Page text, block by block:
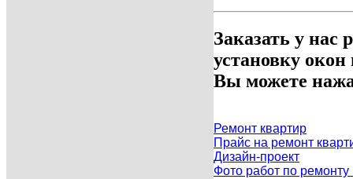
Заказать у нас
установку
Вы можете
Ремонт квартир
Прайс на ремонт
Дизайн-проект
Фото работ по ремонту